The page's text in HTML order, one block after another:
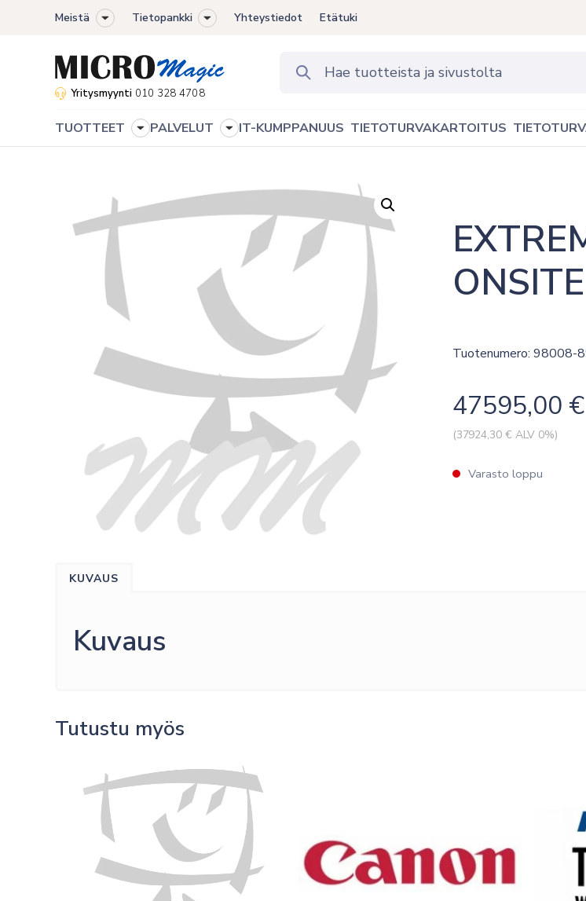
Meistä
Toggle
menu
Tietopankki
Toggle
menu
Yhteystiedot Etätuki
Yritysmyynti 010 328 4708
TUOTTEET
Toggle
PALVELUT
Toggle
IT-KUMPPANUUS TIETOTURVAKARTOITUS
Tuotenumero: 98008-
47595,00 €
(37924,30€ ALV 0%)
Varasto loppu
KUVAUS
Kuvaus
Tutustu myös